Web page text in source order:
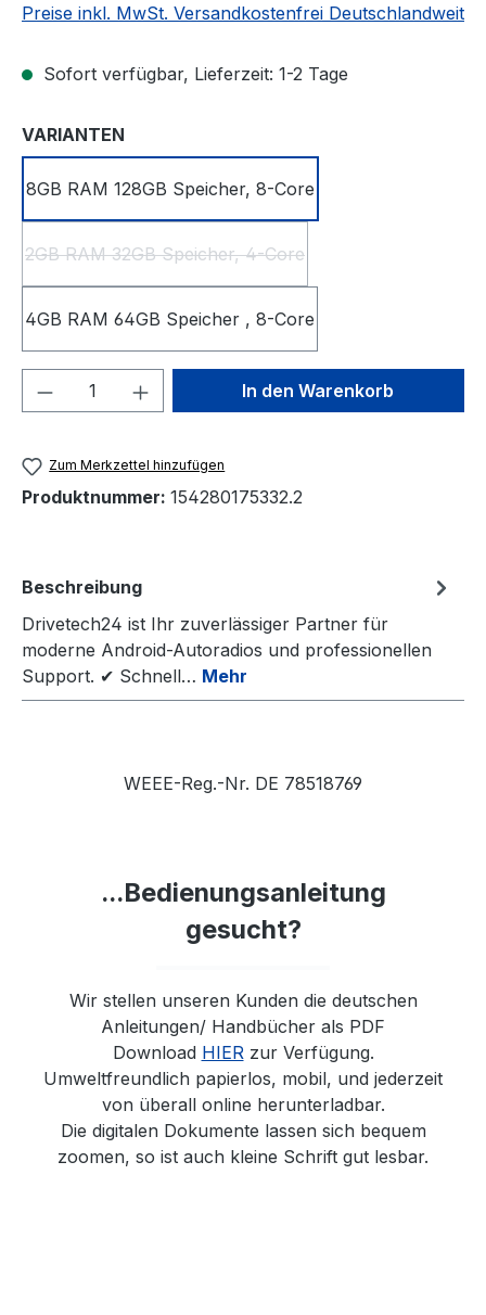
Preise inkl. MwSt. Versandkostenfrei Deutschlandweit
Sofort verfügbar, Lieferzeit: 1-2 Tage
VARIANTEN
8GB RAM 128GB Speicher, 8-Core
2GB RAM 32GB Speicher, 4-Core
(Diese Option ist zurzeit nicht verfügbar.)
4GB RAM 64GB Speicher , 8-Core
Produkt Anzahl: Gib denIn den Warenkorb
Zum Merkzettel hinzufügen
Produktnummer: 154280175332.2
Beschreibung
Drivetech24 ist Ihr zuverlässiger Partner für
moderne Android-Autoradios und professionellen
Support. ✔ Schnell… Mehr
WEEE-Reg.-Nr. DE 78518769
...Bedienungsanleitung
gesucht?
Wir stellen unseren Kunden die deutschen
Anleitungen/ Handbücher als PDF
Download HIER zur Verfügung.
Umweltfreundlich papierlos, mobil, und jederzeit
von überall online herunterladbar.
Die digitalen Dokumente lassen sich bequem
zoomen, so ist auch kleine Schrift gut lesbar.